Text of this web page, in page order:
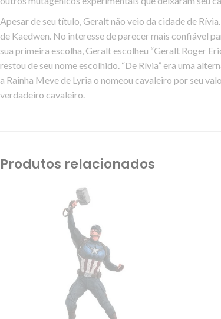
Apesar de seu título, Geralt não veio da cidade de
de Kaedwen. No interesse de parecer mais confiável
sua primeira escolha, Geralt escolheu “Geralt Roger
restou de seu nome escolhido. “De Rívia” era uma
a Rainha Meve de Lyria o nomeou cavaleiro por seu
verdadeiro cavaleiro.
Produtos relacionados